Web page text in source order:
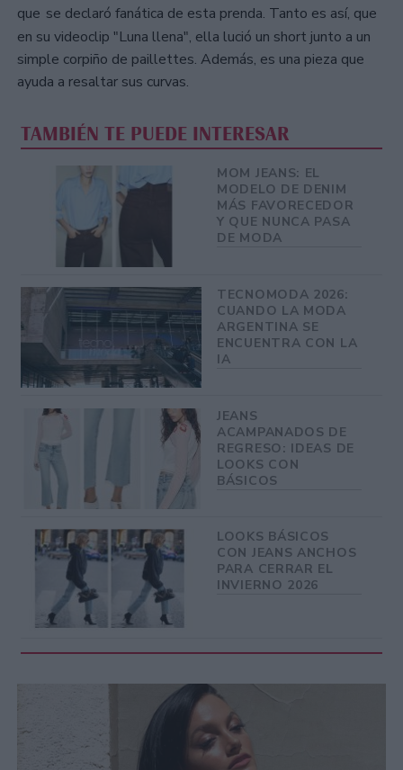
que se declaró fanática de esta prenda. Tanto es así, que
en su videoclip "Luna llena", ella lució un short junto a un
simple corpiño de paillettes. Además, es una pieza que
ayuda a resaltar sus curvas.
TAMBIÉN TE PUEDE INTERESAR
MOM JEANS: EL
MODELO DE DENIM
MÁS FAVORECEDOR
Y QUE NUNCA PASA
DE MODA
TECNOMODA 2026:
CUANDO LA MODA
ARGENTINA SE
ENCUENTRA CON LA
IA
JEANS
ACAMPANADOS DE
REGRESO: IDEAS DE
LOOKS CON
BÁSICOS
LOOKS BÁSICOS
CON JEANS ANCHOS
PARA CERRAR EL
INVIERNO 2026